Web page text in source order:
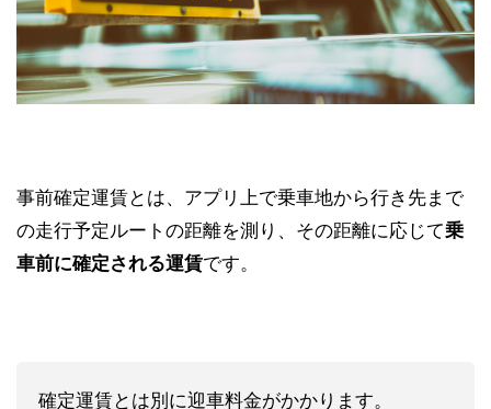
事前確定運賃とは、 アプリ上で乗車地から行き先まで
の走行予定ルートの距離を測り、その距離に応じて乗
車前に確定される運賃です。
確定運賃とは別に迎車料金がかかります。